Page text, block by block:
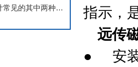
超声波液位计常见的其中两种故障处理
指示，
远传
● 安装